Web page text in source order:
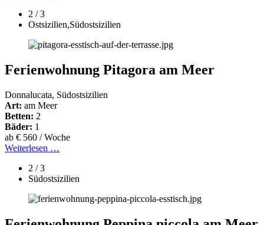
2 / 3
Ostsizilien,Südostsizilien
Ferienwohnung Pitagora am Meer
Donnalucata, Südostsizilien
Art: am Meer
Betten: 2
Bäder: 1
ab € 560 / Woche
Weiterlesen …
2 / 3
Südostsizilien